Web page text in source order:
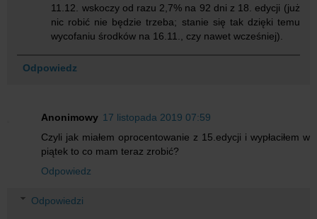
11.12. wskoczy od razu 2,7% na 92 dni z 18. edycji (już
nic robić nie będzie trzeba; stanie się tak dzięki temu
wycofaniu środków na 16.11., czy nawet wcześniej).
Odpowiedz
Anonimowy 17 listopada 2019 07:59
Czyli jak miałem oprocentowanie z 15.edycji i wypłaciłem w
piątek to co mam teraz zrobić?
Odpowiedz
Odpowiedzi